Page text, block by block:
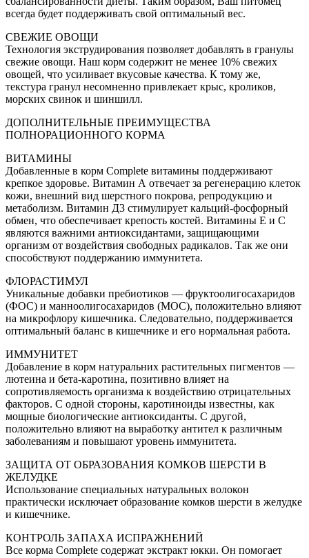
всегда будет поддерживать свой оптимальный вес.
СВЕЖИЕ ОВОЩИ
Технология экструдирования позволяет добавлять в гранулы
свежие овощи. Наш корм содержит не менее 10% свежих
овощей, что усиливает вкусовые качества. К тому же,
текстура гранул несомненно привлекает крыс, кроликов,
морских свинок и шиншилл.
ДОПОЛНИТЕЛЬНЫЕ ПРЕИМУЩЕСТВА
ПОЛНОРАЦИОННОГО КОРМА
ВИТАМИНЫ
Добавленные в корм Complete витамины поддерживают
крепкое здоровье. Витамин А отвечает за регенерацию клеток
кожи, внешний вид шерстного покрова, репродукцию и
метаболизм. Витамин Д3 стимулирует кальций-фосфорный
обмен, что обеспечивает крепость костей. Витамины Е и С
являются важними антиоксидантами, защищающими
организм от воздействия свободных радикалов. Так же они
способствуют поддержанию иммунитета.
ФЛОРАСТИМУЛ
Уникальные добавки пребиотиков ― фруктоолигосахаридов
(ФОС) и манноолигосахаридов (МОС), положительно влияют
на микрофлору кишечника. Cледовательно, поддерживается
оптимальный баланс в кишечнике и его нормальная работа.
ИММУНИТЕТ
Добавление в корм натуральних растительных пигментов ―
лютеина и бета-каротина, позитивно влияет на
сопротивляемость организма к воздействию отрицательных
факторов. С одной стороны, каротиноиды известны, как
мощные биологические антиоксиданты. С другой,
положительно влияют на выработку антител к различным
заболеваниям и повышают уровень иммунитета.
ЗАЩИТА ОТ ОБРАЗОВАНИЯ КОМКОВ ШЕРСТИ В
ЖЕЛУДКЕ
Использование специальных натуральных волокон
практически исключает образование комков шерсти в желудке
и кишечнике.
КОНТРОЛЬ ЗАПАХА ИСПРАЖНЕНИЙ
Все корма Complete содержат экстракт юкки. Он помогает